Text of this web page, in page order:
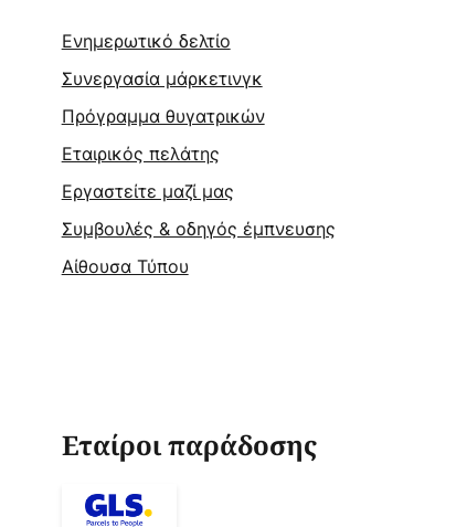
Ενημερωτικό δελτίο
Συνεργασία μάρκετινγκ
Πρόγραμμα θυγατρικών
Εταιρικός πελάτης
Εργαστείτε μαζί μας
Συμβουλές & οδηγός έμπνευσης
Αίθουσα Τύπου
Εταίροι παράδοσης